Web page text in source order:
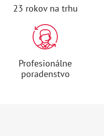
23 rokov na trhu
Profesionálne
poradenstvo